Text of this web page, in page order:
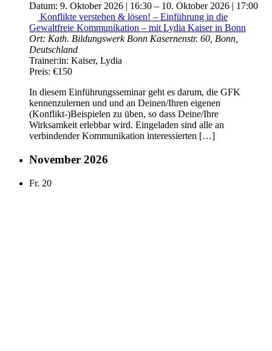
Datum: 9. Oktober 2026 | 16:30 – 10. Oktober 2026 | 17:00
Konflikte verstehen & lösen! – Einführung in die
Gewaltfreie Kommunikation – mit Lydia Kaiser in Bonn
Ort: Kath. Bildungswerk Bonn Kasernenstr. 60, Bonn,
Deutschland
Trainer:in: Kaiser, Lydia
Preis: €150
In diesem Einführungsseminar geht es darum, die GFK
kennenzulernen und und an Deinen/Ihren eigenen
(Konflikt-)Beispielen zu üben, so dass Deine/Ihre
Wirksamkeit erlebbar wird. Eingeladen sind alle an
verbindender Kommunikation interessierten […]
November 2026
Fr. 20